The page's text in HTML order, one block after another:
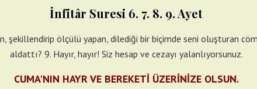
İnfitâr Suresi 6. 7. 8. 9. Ayet
şekillendirip ölçülü yapan, dilediği bir biçimde seni oluşturan
aldattı? 9. Hayır, hayır! Siz hesap ve cezayı yalanlıyorsunuz.
CUMA'NIN HAYR VE BEREKETİ ÜZERİNİZE OLSUN.